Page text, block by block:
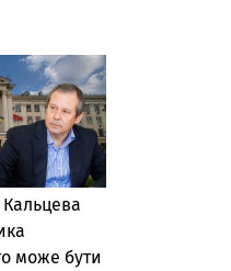
може бути